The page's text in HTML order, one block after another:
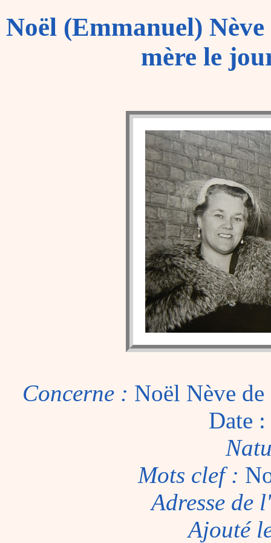
Noël (Emmanuel)
mère le
Concerne : Noël Nève
Date
Mots clef :
Adresse
Ajouté